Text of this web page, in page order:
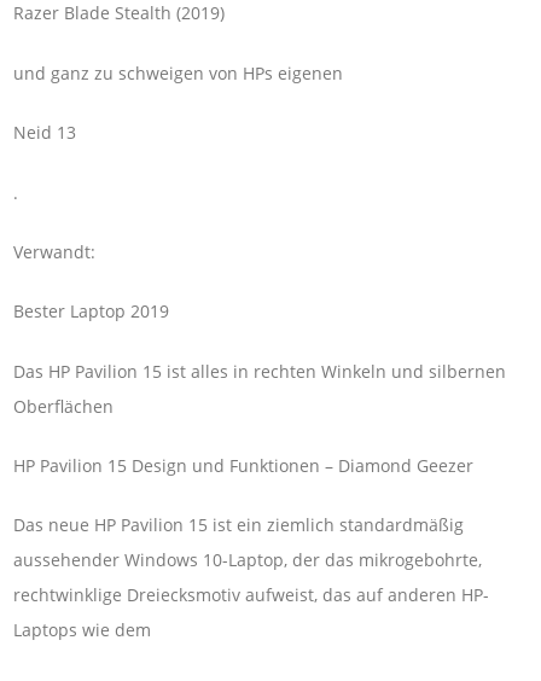
Razer Blade Stealth (2019)
und ganz zu schweigen von HPs eigenen
Neid 13
.
Verwandt:
Bester Laptop 2019
Das HP Pavilion 15 ist alles in rechten Winkeln und silbernen
Oberflächen
HP Pavilion 15 Design und Funktionen – Diamond Geezer
Das neue HP Pavilion 15 ist ein ziemlich standardmäßig
aussehender Windows 10-Laptop, der das mikrogebohrte,
rechtwinklige Dreiecksmotiv aufweist, das auf anderen HP-
Laptops wie dem